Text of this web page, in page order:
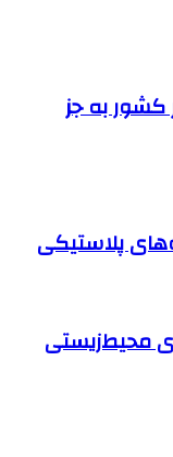
در سراسر کشور به جز
پلاستیکی
محیط‌زیستی